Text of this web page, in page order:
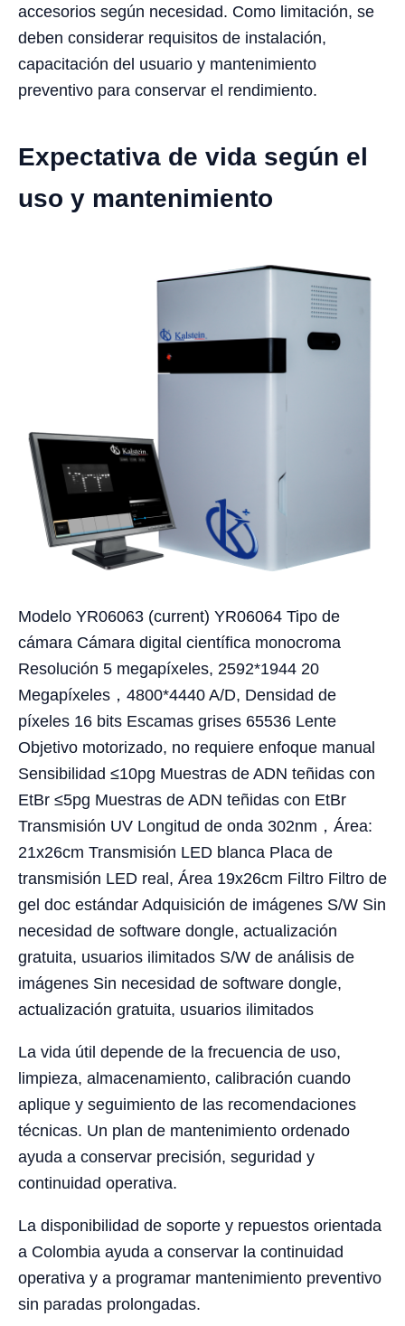
accesorios según necesidad. Como limitación, se
deben considerar requisitos de instalación,
capacitación del usuario y mantenimiento
preventivo para conservar el rendimiento.
Expectativa de vida según el
uso y mantenimiento
Modelo YR06063 (current) YR06064 Tipo de
cámara Cámara digital científica monocroma
Resolución 5 megapíxeles, 2592*1944 20
Megapíxeles，4800*4440 A/D, Densidad de
píxeles 16 bits Escamas grises 65536 Lente
Objetivo motorizado, no requiere enfoque manual
Sensibilidad ≤10pg Muestras de ADN teñidas con
EtBr ≤5pg Muestras de ADN teñidas con EtBr
Transmisión UV Longitud de onda 302nm，Área:
21x26cm Transmisión LED blanca Placa de
transmisión LED real, Área 19x26cm Filtro Filtro de
gel doc estándar Adquisición de imágenes S/W Sin
necesidad de software dongle, actualización
gratuita, usuarios ilimitados S/W de análisis de
imágenes Sin necesidad de software dongle,
actualización gratuita, usuarios ilimitados
La vida útil depende de la frecuencia de uso,
limpieza, almacenamiento, calibración cuando
aplique y seguimiento de las recomendaciones
técnicas. Un plan de mantenimiento ordenado
ayuda a conservar precisión, seguridad y
continuidad operativa.
La disponibilidad de soporte y repuestos orientada
a Colombia ayuda a conservar la continuidad
operativa y a programar mantenimiento preventivo
sin paradas prolongadas.